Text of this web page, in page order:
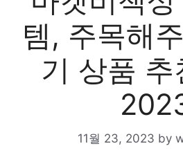
템, 주목해
기 상품 추
11월 23, 2023 by